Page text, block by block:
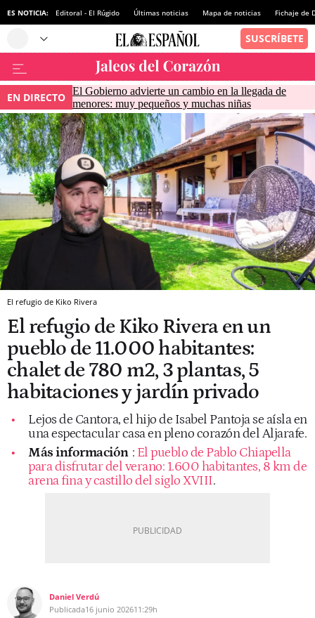
ES NOTICIA: Editoral - El Rúgido Últimas noticias Mapa de noticias Fichaje de
EN DIRECTO El Gobierno advierte un cambio en la llegada de
menores: muy pequeños y muchas niñas
El refugio de Kiko Rivera
El refugio de Kiko Rivera en un
pueblo de 11.000 habitantes:
chalet de 780 m2, 3 plantas, 5
habitaciones y jardín privado
Lejos de Cantora, el hijo de Isabel Pantoja se aísla en
una espectacular casa en pleno corazón del Aljarafe.
Más información : El pueblo de Pablo Chiapella
para disfrutar del verano: 1.600 habitantes, 8 km de
arena fina y castillo del siglo XVIII.
Daniel Verdú
Publicada16 junio 202611:29h